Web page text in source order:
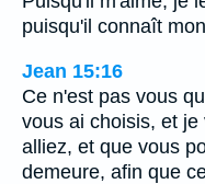
puisqu'il connaît
Jean 15:16
Ce n'est pas vous
vous ai choisis, et
alliez, et que vous
demeure, afin que